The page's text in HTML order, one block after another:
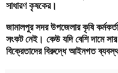
সাধারণ কৃষকের।
জামালপুর সদর উপজেলার কৃষি
সংকট নেই। কেউ যদি বেশি দামে
বিক্রেতাদের বিরুদ্ধে আইনগত